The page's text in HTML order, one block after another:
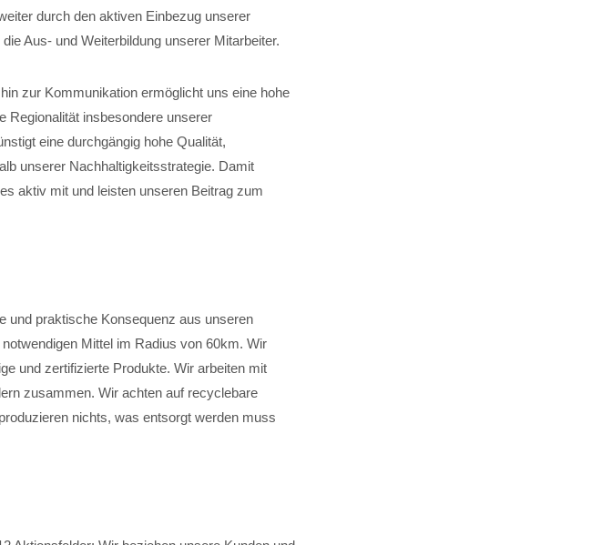
durch den aktiven Einbezug unserer
Aus- und Weiterbildung unserer Mitarbeiter.
zur Kommunikation ermöglicht uns eine hohe
Regionalität insbesondere unserer
eine durchgängig hohe Qualität,
unserer Nachhaltigkeitsstrategie. Damit
aktiv mit und leisten unseren Beitrag zum
und praktische Konsequenz aus unseren
Mittel im Radius von 60km. Wir
und zertifizierte Produkte. Wir arbeiten mit
zusammen. Wir achten auf recyclebare
nichts, was entsorgt werden muss